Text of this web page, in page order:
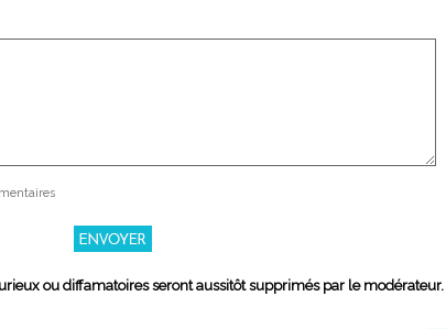
ou diffamatoires seront aussitôt supprimés par le modérateur.